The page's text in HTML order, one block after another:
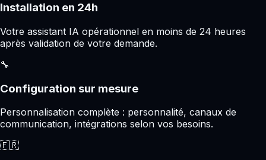
Installation en 24h
Votre assistant IA opérationnel en moins de 24 heures
après validation de votre demande.
🔧
Configuration sur mesure
Personnalisation complète : personnalité, canaux de
communication, intégrations selon vos besoins.
🇫🇷